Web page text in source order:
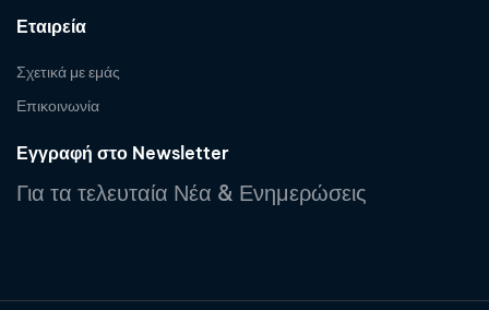
Εταιρεία
Σχετικά με εμάς
Επικοινωνία
Εγγραφή στο Newsletter
Για τα τελευταία Νέα & Ενημερώσεις